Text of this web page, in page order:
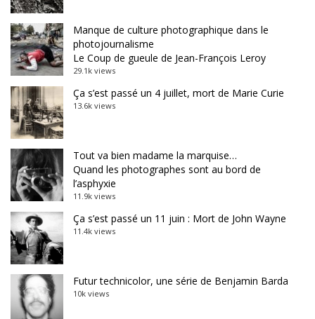
Manque de culture photographique dans le
photojournalisme
Le Coup de gueule de Jean-François Leroy
29.1k views
Ça s’est passé un 4 juillet, mort de Marie Curie
13.6k views
Tout va bien madame la marquise…
Quand les photographes sont au bord de
l’asphyxie
11.9k views
Ça s’est passé un 11 juin : Mort de John Wayne
11.4k views
Futur technicolor, une série de Benjamin Barda
10k views